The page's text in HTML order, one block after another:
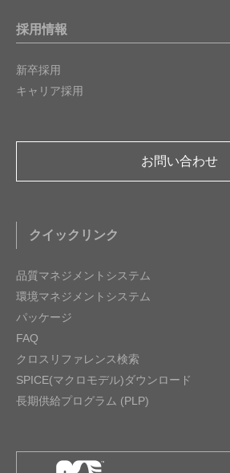
採用情報
新卒採用
キャリア採用
お問い合わせ
クイックリンク
品質マネジメントシステム
環境マネジメントシステム
パッケージ
FAQ
クロスリファレンス検索
SPICE(マクロモデル)ダウンロード
長期供給プログラム (PLP)